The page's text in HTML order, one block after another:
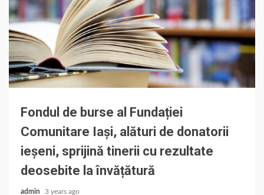
Fondul de burse al Fundației
Comunitare Iași, alături de donatorii
ieșeni, sprijină tinerii cu rezultate
deosebite la învățătură
admin 3 years ago